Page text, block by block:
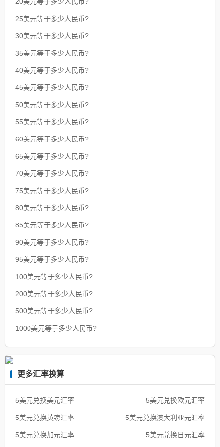
20美元等于多少人民币?
25美元等于多少人民币?
30美元等于多少人民币?
35美元等于多少人民币?
40美元等于多少人民币?
45美元等于多少人民币?
50美元等于多少人民币?
55美元等于多少人民币?
60美元等于多少人民币?
65美元等于多少人民币?
70美元等于多少人民币?
75美元等于多少人民币?
80美元等于多少人民币?
85美元等于多少人民币?
90美元等于多少人民币?
95美元等于多少人民币?
100美元等于多少人民币?
200美元等于多少人民币?
500美元等于多少人民币?
1000美元等于多少人民币?
更多汇率换算
5美元兑换美元汇率 5美元兑换欧元汇率
5美元兑换英镑汇率 5美元兑换澳大利亚元汇率
5美元兑换加元汇率 5美元兑换日元汇率